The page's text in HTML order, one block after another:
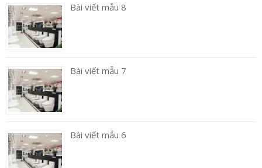
Bài viết mẫu 8
Bài viết mẫu 7
Bài viết mẫu 6